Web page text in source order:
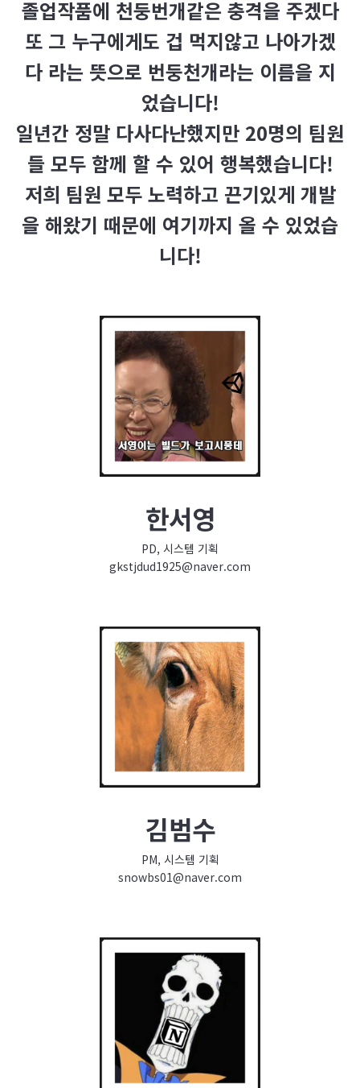
졸업작품에 천둥번개같은 충격을 주겠다
또 그 누구에게도 겁 먹지않고 나아가겠
다 라는 뜻으로 번둥천개라는 이름을 지
었습니다!
일년간 정말 다사다난했지만 20명의 팀원
들 모두 함께 할 수 있어 행복했습니다!
저희 팀원 모두 노력하고 끈기있게 개발
을 해왔기 때문에 여기까지 올 수 있었습
니다!
한서영
PD, 시스템 기획
gkstjdud1925@naver.com
김범수
PM, 시스템 기획
snowbs01@naver.com